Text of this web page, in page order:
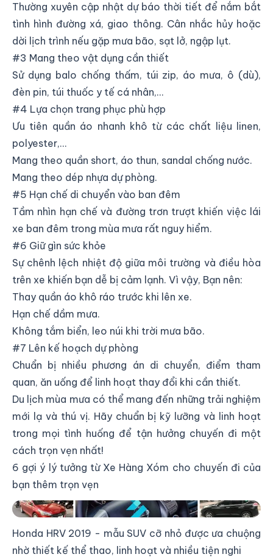
Thường xuyên cập nhật dự báo thời tiết để nắm bắt
tình hình đường xá, giao thông. Cân nhắc hủy hoặc
dời lịch trình nếu gặp mưa bão, sạt lở, ngập lụt.
#3 Mang theo vật dụng cần thiết
Sử dụng balo chống thấm, túi zip, áo mưa, ô (dù),
đèn pin, túi thuốc y tế cá nhân,...
#4 Lựa chọn trang phục phù hợp
Ưu tiên quần áo nhanh khô từ các chất liệu linen,
polyester,…
Mang theo quần short, áo thun, sandal chống nước.
Mang theo dép nhựa dự phòng.
#5 Hạn chế di chuyển vào ban đêm
Tầm nhìn hạn chế và đường trơn trượt khiến việc lái
xe ban đêm trong mùa mưa rất nguy hiểm.
#6 Giữ gìn sức khỏe
Sự chênh lệch nhiệt độ giữa môi trường và điều hòa
trên xe khiến bạn dễ bị cảm lạnh. Vì vậy, Bạn nên:
Thay quần áo khô ráo trước khi lên xe.
Hạn chế dầm mưa.
Không tắm biển, leo núi khi trời mưa bão.
#7 Lên kế hoạch dự phòng
Chuẩn bị nhiều phương án di chuyển, điểm tham
quan, ăn uống để linh hoạt thay đổi khi cần thiết.
Du lịch mùa mưa có thể mang đến những trải nghiệm
mới lạ và thú vị. Hãy chuẩn bị kỹ lưỡng và linh hoạt
trong mọi tình huống để tận hưởng chuyến đi một
cách trọn vẹn nhất!
6 gợi ý lý tưởng từ Xe Hàng Xóm cho chuyến đi của
bạn thêm trọn vẹn
Đa dạng các dòng xe cho thuê
Honda HRV 2019 - mẫu SUV cỡ nhỏ được ưa chuộng
nhờ thiết kế thể thao, linh hoạt và nhiều tiện nghi